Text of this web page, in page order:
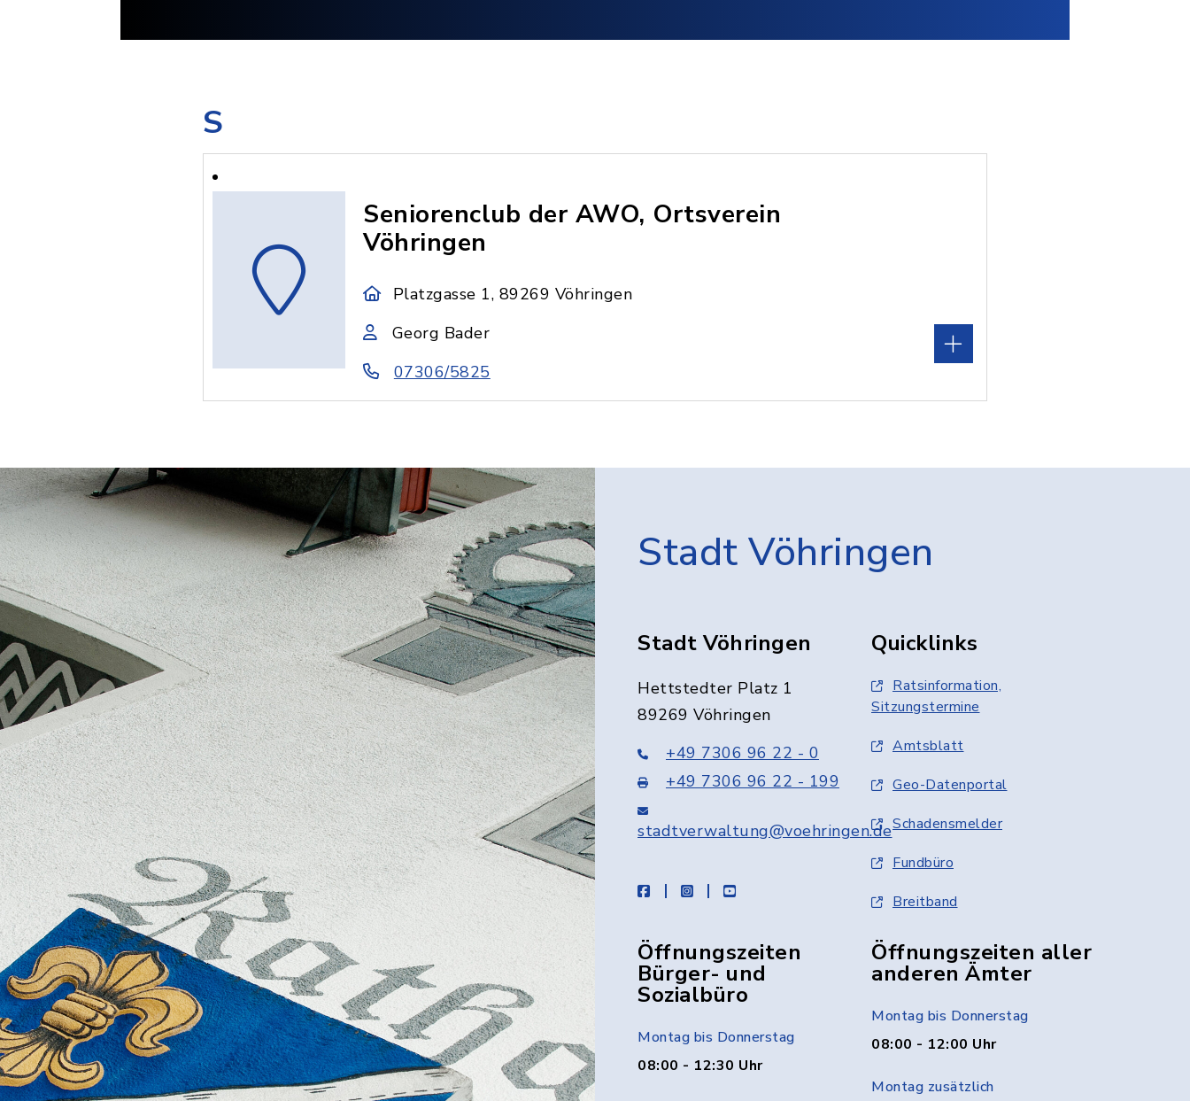
S
Seniorenclub der AWO, Ortsverein
Vöhringen
Platzgasse 1, 89269 Vöhringen
Georg Bader
07306/5825
Stadt Vöhringen
Stadt Vöhringen
Hettstedter Platz 1
89269 Vöhringen
+49 7306 96 22 - 0
+49 7306 96 22 - 199
stadtverwaltung@voehringen.de
facebookinstagramyoutube
Quicklinks
Ratsinformation,
Sitzungstermine
Amtsblatt
Geo-Datenportal
Schadensmelder
Fundbüro
Breitband
Öffnungszeiten
Bürger- und
Sozialbüro
Montag bis Donnerstag
08:00 - 12:30 Uhr
Öffnungszeiten aller
anderen Ämter
Montag bis Donnerstag
08:00 - 12:00 Uhr
Montag zusätzlich